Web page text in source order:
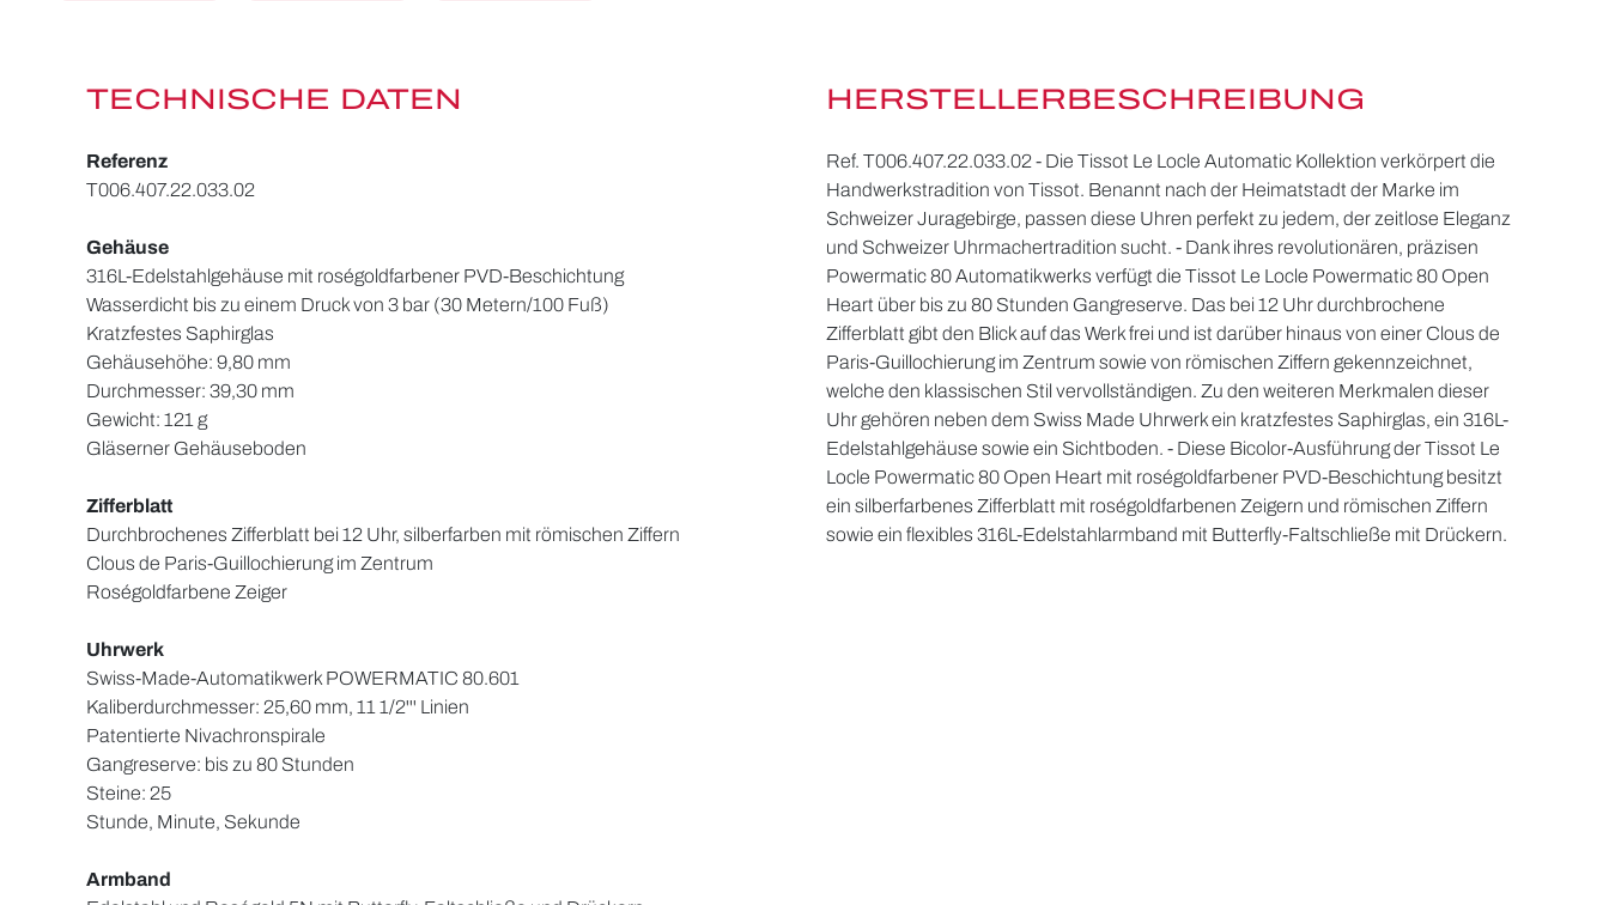
TECHNISCHE DATEN
Referenz
T006.407.22.033.02
Gehäuse
316L-Edelstahlgehäuse mit roségoldfarbener PVD-Beschichtung
Wasserdicht bis zu einem Druck von 3 bar (30 Metern/100 Fuß)
Kratzfestes Saphirglas
Gehäusehöhe: 9,80 mm
Durchmesser: 39,30 mm
Gewicht: 121 g
Gläserner Gehäuseboden
Zifferblatt
Durchbrochenes Zifferblatt bei 12 Uhr, silberfarben mit römischen Ziffern
Clous de Paris-Guillochierung im Zentrum
Roségoldfarbene Zeiger
Uhrwerk
Swiss-Made-Automatikwerk POWERMATIC 80.601
Kaliberdurchmesser: 25,60 mm, 11 1/2''' Linien
Patentierte Nivachronspirale
Gangreserve: bis zu 80 Stunden
Steine: 25
Stunde, Minute, Sekunde
Armband
HERSTELLERBESCHREIBUNG
Ref. T006.407.22.033.02 - Die Tissot Le Locle Automatic Kollektion verkörpert die
Handwerkstradition von Tissot. Benannt nach der Heimatstadt der Marke im
Schweizer Juragebirge, passen diese Uhren perfekt zu jedem, der zeitlose Eleganz
und Schweizer Uhrmachertradition sucht. - Dank ihres revolutionären, präzisen
Powermatic 80 Automatikwerks verfügt die Tissot Le Locle Powermatic 80 Open
Heart über bis zu 80 Stunden Gangreserve. Das bei 12 Uhr durchbrochene
Zifferblatt gibt den Blick auf das Werk frei und ist darüber hinaus von einer Clous de
Paris-Guillochierung im Zentrum sowie von römischen Ziffern gekennzeichnet,
welche den klassischen Stil vervollständigen. Zu den weiteren Merkmalen dieser
Uhr gehören neben dem Swiss Made Uhrwerk ein kratzfestes Saphirglas, ein 316L-
Edelstahlgehäuse sowie ein Sichtboden. - Diese Bicolor-Ausführung der Tissot Le
Locle Powermatic 80 Open Heart mit roségoldfarbener PVD-Beschichtung besitzt
ein silberfarbenes Zifferblatt mit roségoldfarbenen Zeigern und römischen Ziffern
sowie ein flexibles 316L-Edelstahlarmband mit Butterfly-Faltschließe mit Drückern.